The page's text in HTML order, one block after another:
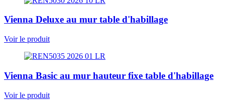
Vienna Deluxe au mur table d'habillage
Voir le produit
Vienna Basic au mur hauteur fixe table d'habillage
Voir le produit